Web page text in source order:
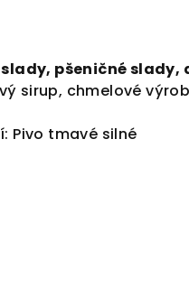
pšeničné
sirup, chmelové
Pivo tmavé silné